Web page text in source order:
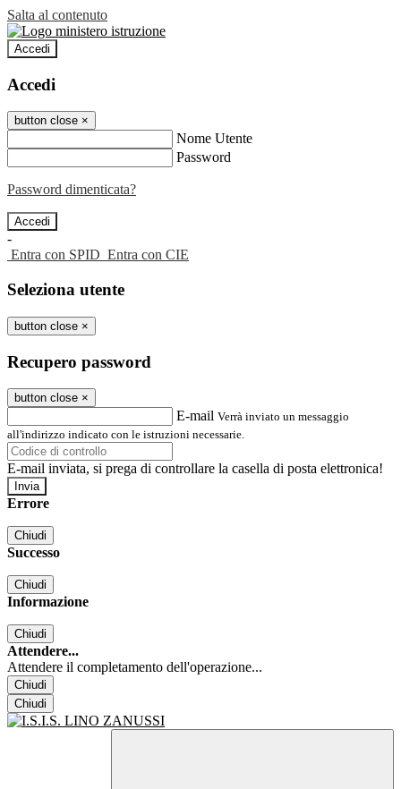
Salta al contenuto
Accedi
Accedi
button close ×
Nome Utente
Password
Password dimenticata?
-
Entra con SPID Entra con CIE
Seleziona utente
button close ×
Recupero password
button close ×
E-mail Verrà inviato un messaggio
all'indirizzo indicato con le istruzioni necessarie.
E-mail inviata, si prega di controllare la casella di posta elettronica!
Errore
Chiudi
Successo
Chiudi
Informazione
Chiudi
Attendere...
Attendere il completamento dell'operazione...
Chiudi
Chiudi